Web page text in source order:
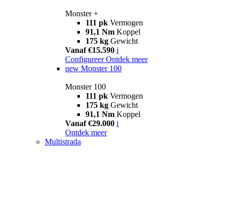
Monster +
111 pk Vermogen
91,1 Nm Koppel
175 kg Gewicht
Vanaf €15.590 i
Configureer Ontdek meer
new Monster 100
Monster 100
111 pk Vermogen
175 kg Gewicht
91,1 Nm Koppel
Vanaf €29.000 i
Ontdek meer
Multistrada